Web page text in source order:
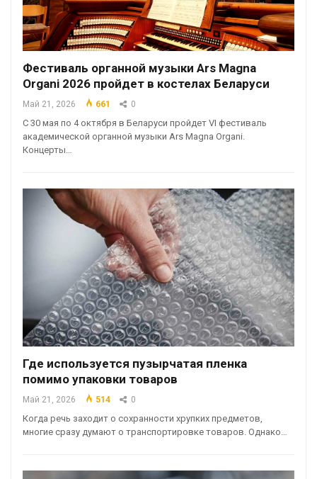
Фестиваль органной музыки Ars Magna
Organi 2026 пройдет в костелах Беларуси
Май 21, 2026 661 0
С 30 мая по 4 октября в Беларуси пройдет VI фестиваль
академической органной музыки Ars Magna Organi.
Концерты…
Где используется пузырчатая пленка
помимо упаковки товаров
Май 21, 2026 514 0
Когда речь заходит о сохранности хрупких предметов,
многие сразу думают о транспортировке товаров. Однако…